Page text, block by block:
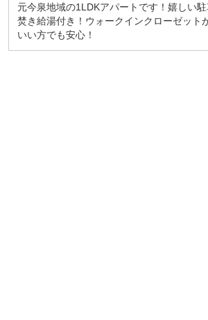
元今泉地域の1LDKアパートです！嬉しい
焚き給湯付き！ウォークインクローゼット
いい方でも安心！